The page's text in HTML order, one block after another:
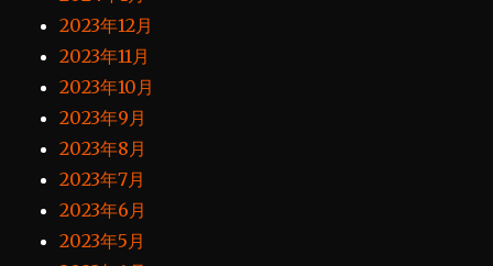
2023年12月
2023年11月
2023年10月
2023年9月
2023年8月
2023年7月
2023年6月
2023年5月